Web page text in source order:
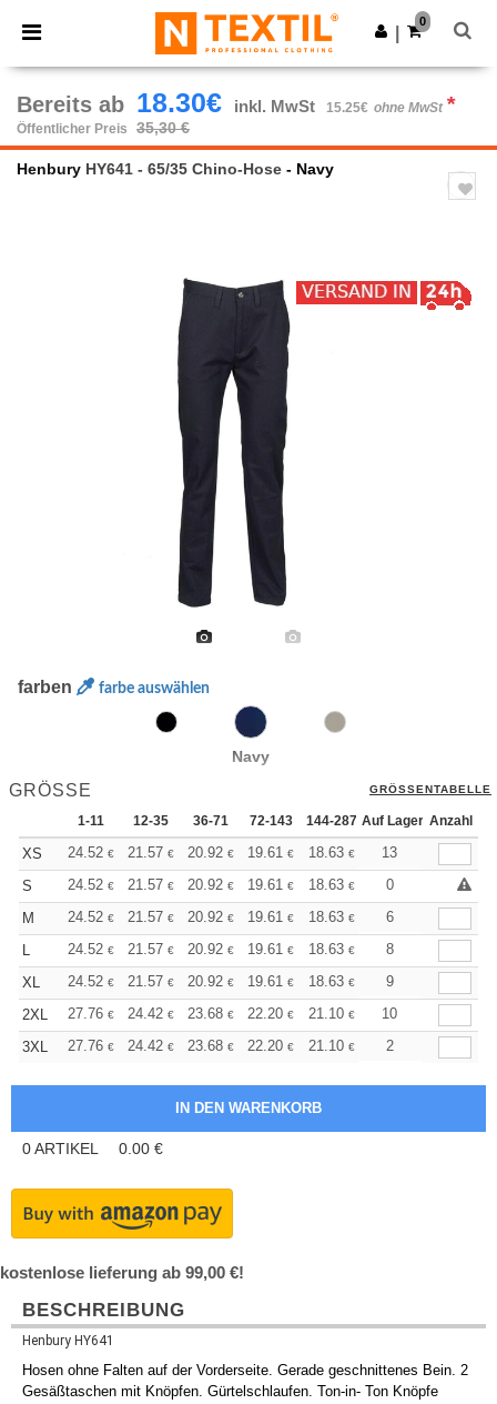
× Ntextil App
Bessere Preise in der App!
App holen
0
Bereits ab 18.30€ inkl. MwSt 15.25€ ohne MwSt *
Öffentlicher Preis 35,30 €
Henbury HY641 - 65/35 Chino-Hose - Navy
farben farbe auswählen
Navy
GRÖSSE GRÖSSENTABELLE
1-11 12-35 36-71 72-143 144-287 288 + Mehr
Auf Lager Anzahl
XS 24.52 € 21.57 € 20.92 € 19.61 € 18.63 € 18.30
13
S
24.52 € 21.57 € 20.92 € 19.61 € 18.63 € 18.30
0
M
24.52 € 21.57 € 20.92 € 19.61 € 18.63 € 18.30
6
L
24.52 € 21.57 € 20.92 € 19.61 € 18.63 € 18.30
8
XL
24.52 € 21.57 € 20.92 € 19.61 € 18.63 € 18.30
9
2XL
27.76 € 24.42 € 23.68 € 22.20 € 21.10 € 20.72
10
3XL
27.76 € 24.42 € 23.68 € 22.20 € 21.10 € 20.72
2
0ARTIKEL 0.00 €
kostenlose lieferung ab 99,00 €!
BESCHREIBUNG
Henbury HY641
Hosen ohne Falten auf der Vorderseite. Gerade geschnittenes Bein. 2
Gesäßtaschen mit Knöpfen. Gürtelschlaufen. Ton-in- Ton Knöpfe